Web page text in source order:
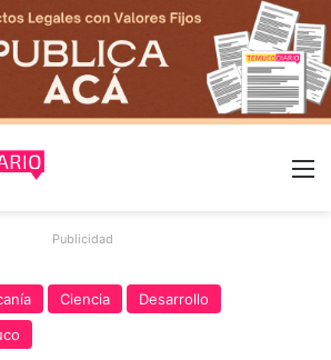
Publicidad
Ciencia
Desarrollo